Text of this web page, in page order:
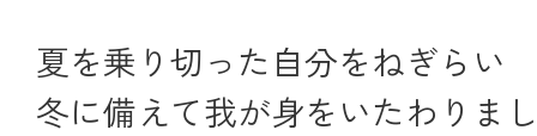
夏を乗り切った自分をねぎらい
冬に備えて我が身をいたわりま